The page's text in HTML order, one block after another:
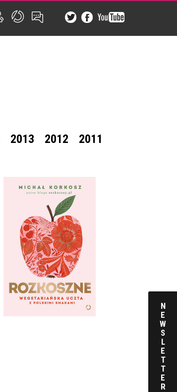
2013 2012
2011
ROZKOSZNE
MICHAŁ KORKOSZ
OPRAWA TWARDA
59,99 ZŁ
N
E
W
S
L
E
T
T
E
R